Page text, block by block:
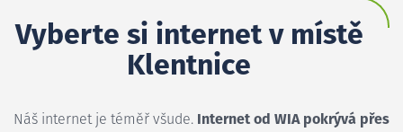
Vyberte si internet v místě
Klentnice
Náš internet je téměř všude. Internet od WIA pokrývá přes